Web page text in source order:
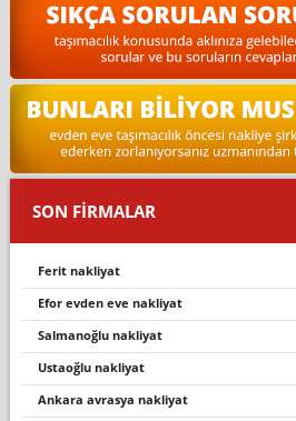
SON FİRMALAR
ferit nakliyat
efor evden eve nakliyat
salmanoğlu nakliyat
ustaoğlu nakliyat
ankara avrasya nakliyat